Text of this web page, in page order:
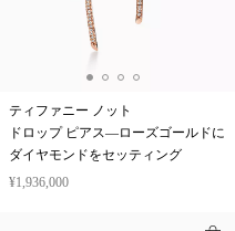
ティファニー ノット
ドロップ ピアス—ローズゴールドに
ダイヤモンドをセッティング
¥1,936,000